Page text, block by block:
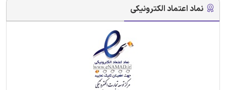
نماد اعتماد الکترونیکی